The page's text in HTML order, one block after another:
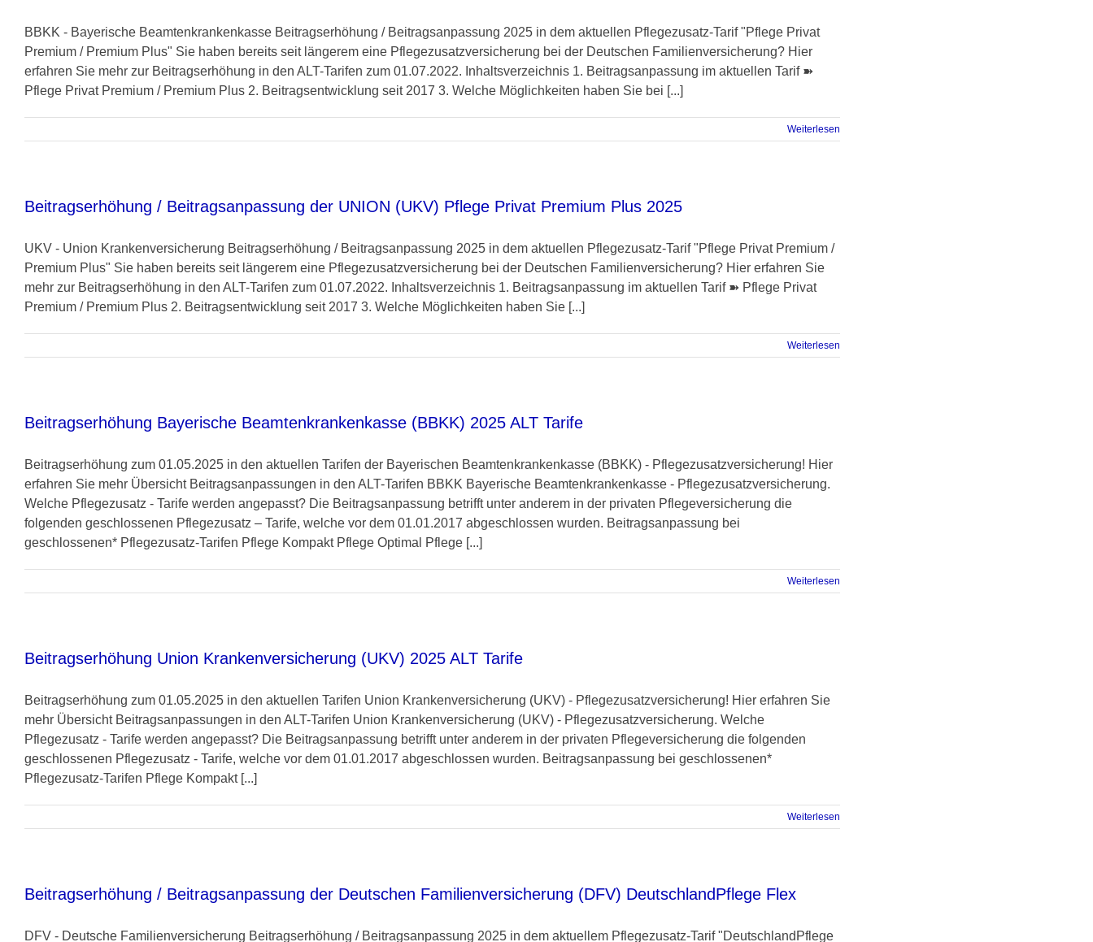
BBKK - Bayerische Beamtenkrankenkasse Beitragserhöhung / Beitragsanpassung 2025 in dem aktuellen Pflegezusatz-Tarif "Pflege Privat
Premium / Premium Plus" Sie haben bereits seit längerem eine Pflegezusatzversicherung bei der Deutschen Familienversicherung? Hier
erfahren Sie mehr zur Beitragserhöhung in den ALT-Tarifen zum 01.07.2022. Inhaltsverzeichnis 1. Beitragsanpassung im aktuellen Tarif ➽
Pflege Privat Premium / Premium Plus 2. Beitragsentwicklung seit 2017 3. Welche Möglichkeiten haben Sie bei [...]
Weiterlesen
Beitragserhöhung / Beitragsanpassung der UNION (UKV) Pflege Privat Premium Plus 2025
UKV - Union Krankenversicherung Beitragserhöhung / Beitragsanpassung 2025 in dem aktuellen Pflegezusatz-Tarif "Pflege Privat Premium /
Premium Plus" Sie haben bereits seit längerem eine Pflegezusatzversicherung bei der Deutschen Familienversicherung? Hier erfahren Sie
mehr zur Beitragserhöhung in den ALT-Tarifen zum 01.07.2022. Inhaltsverzeichnis 1. Beitragsanpassung im aktuellen Tarif ➽ Pflege Privat
Premium / Premium Plus 2. Beitragsentwicklung seit 2017 3. Welche Möglichkeiten haben Sie [...]
Weiterlesen
Beitragserhöhung Bayerische Beamtenkrankenkasse (BBKK) 2025 ALT Tarife
Beitragserhöhung zum 01.05.2025 in den aktuellen Tarifen der Bayerischen Beamtenkrankenkasse (BBKK) - Pflegezusatzversicherung! Hier
erfahren Sie mehr Übersicht Beitragsanpassungen in den ALT-Tarifen BBKK Bayerische Beamtenkrankenkasse - Pflegezusatzversicherung.
Welche Pflegezusatz - Tarife werden angepasst? Die Beitragsanpassung betrifft unter anderem in der privaten Pflegeversicherung die
folgenden geschlossenen Pflegezusatz – Tarife, welche vor dem 01.01.2017 abgeschlossen wurden. Beitragsanpassung bei
geschlossenen* Pflegezusatz-Tarifen Pflege Kompakt Pflege Optimal Pflege [...]
Weiterlesen
Beitragserhöhung Union Krankenversicherung (UKV) 2025 ALT Tarife
Beitragserhöhung zum 01.05.2025 in den aktuellen Tarifen Union Krankenversicherung (UKV) - Pflegezusatzversicherung! Hier erfahren Sie
mehr Übersicht Beitragsanpassungen in den ALT-Tarifen Union Krankenversicherung (UKV) - Pflegezusatzversicherung. Welche
Pflegezusatz - Tarife werden angepasst? Die Beitragsanpassung betrifft unter anderem in der privaten Pflegeversicherung die folgenden
geschlossenen Pflegezusatz - Tarife, welche vor dem 01.01.2017 abgeschlossen wurden. Beitragsanpassung bei geschlossenen*
Pflegezusatz-Tarifen Pflege Kompakt [...]
Weiterlesen
Beitragserhöhung / Beitragsanpassung der Deutschen Familienversicherung (DFV) DeutschlandPflege Flex
DFV - Deutsche Familienversicherung Beitragserhöhung / Beitragsanpassung 2025 in dem aktuellem Pflegezusatz-Tarif "DeutschlandPflege